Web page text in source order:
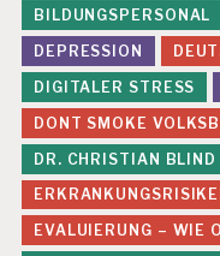
BILDUNGSPERSONAL
DEPRESSION
DIGITALER STRESS
DONT SMOKE
DR. CHRISTIAN BLIND
EVALUIERUNG – WIE